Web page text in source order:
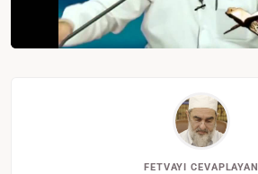
FETVAYI CEVAPLAYAN